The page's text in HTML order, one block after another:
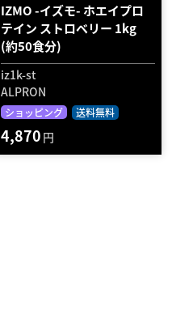
IZMO -イズモ- ホエイプロ
テイン ストロベリー 1kg
(約50食分)
iz1k-st
ALPRON
ショッピング 送料無料
4,870 円